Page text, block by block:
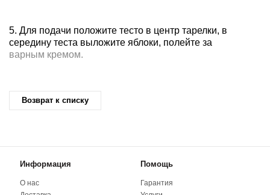
5. Для подачи положите тесто в центр тарелки, в
середину теста выложите яблоки, полейте за
варным кремом.
Возврат к списку
Информация Помощь
О нас
Гарантия